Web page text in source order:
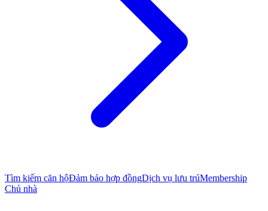
Tìm kiếm căn hộĐảm bảo hợp đồngDịch vụ lưu trúMembership
Chủ nhà